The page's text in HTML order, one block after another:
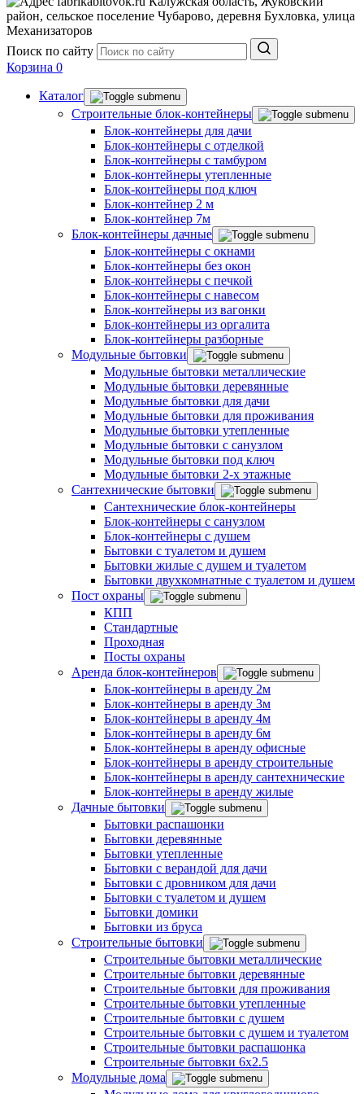
район, сельское поселение Чубарово, деревня Бухловка, улица
Механизаторов
Поиск по сайту
Корзина 0
Каталог
Строительные блок-контейнеры
Блок-контейнеры для дачи
Блок-контейнеры с отделкой
Блок-контейнеры с тамбуром
Блок-контейнеры утепленные
Блок-контейнеры под ключ
Блок-контейнер 2 м
Блок-контейнер 7м
Блок-контейнеры дачные
Блок-контейнеры с окнами
Блок-контейнеры без окон
Блок-контейнеры с печкой
Блок-контейнеры с навесом
Блок-контейнеры из вагонки
Блок-контейнеры из оргалита
Блок-контейнеры разборные
Модульные бытовки
Модульные бытовки металлические
Модульные бытовки деревянные
Модульные бытовки для дачи
Модульные бытовки для проживания
Модульные бытовки утепленные
Модульные бытовки с санузлом
Модульные бытовки под ключ
Модульные бытовки 2-х этажные
Сантехнические бытовки
Сантехнические блок-контейнеры
Блок-контейнеры с санузлом
Блок-контейнеры с душем
Бытовки с туалетом и душем
Бытовки жилые с душем и туалетом
Бытовки двухкомнатные с туалетом и душем
Пост охраны
КПП
Стандартные
Проходная
Посты охраны
Аренда блок-контейнеров
Блок-контейнеры в аренду 2м
Блок-контейнеры в аренду 3м
Блок-контейнеры в аренду 4м
Блок-контейнеры в аренду 6м
Блок-контейнеры в аренду офисные
Блок-контейнеры в аренду строительные
Блок-контейнеры в аренду сантехнические
Блок-контейнеры в аренду жилые
Дачные бытовки
Бытовки распашонки
Бытовки деревянные
Бытовки утепленные
Бытовки с верандой для дачи
Бытовки с дровником для дачи
Бытовки с туалетом и душем
Бытовки домики
Бытовки из бруса
Строительные бытовки
Строительные бытовки металлические
Строительные бытовки деревянные
Строительные бытовки для проживания
Строительные бытовки утепленные
Строительные бытовки с душем
Строительные бытовки с душем и туалетом
Строительные бытовки распашонка
Строительные бытовки 6x2.5
Модульные дома
Бытовки из бруса
Строительные бытовки распашонка
Строительные бытовки 6x2.5
Модульные дома быстровозводимые
Модульные дома из контейнеров
Модульные дома 6x6
Модульные дома 6x8
Мобильные бани с душем
Мобильные бани с туалетом
Мобильные бани на колесах
Мобильные бани 6х2.3
Двухкомнатные хозблоки
Трехкомнатные хозблоки
Хозблоки с душем и туалетом
Хозблоки с террасой
Хозблоки с крыльцом
Хозблоки до 10 м²
Хозблоки до 150 000 р.
Евробытовки под ключ
Евробытовки для постоянного проживания
Евробытовки 7м
Евробытовки с душем
Евробытовки с душем и туалетом
Евробытовки из сэндвич-панелей